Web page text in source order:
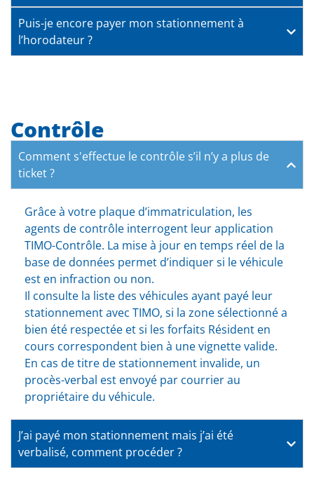
Puis-je encore payer mon stationnement à
l’horodateur ?
Contrôle
Comment s'effectue le contrôle s’il n’y a plus de
ticket ?
Grâce à votre plaque d’immatriculation, les
agents de contrôle interrogent leur application
TIMO-Contrôle. La mise à jour en temps réel de la
base de données permet d’indiquer si le véhicule
est en infraction ou non.
Il consulte la liste des véhicules ayant payé leur
stationnement avec TIMO, si la zone sélectionné a
bien été respectée et si les forfaits Résident en
cours correspondent bien à une vignette valide.
En cas de titre de stationnement invalide, un
procès-verbal est envoyé par courrier au
propriétaire du véhicule.
J’ai payé mon stationnement mais j’ai été
verbalisé, comment procéder ?